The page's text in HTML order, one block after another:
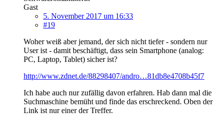
Gast
5. November 2017 um 16:33
#19
Woher weiß aber jemand, der sich nicht tiefer - sondern nur
User ist - damit beschäftigt, dass sein Smartphone (analog:
PC, Laptop, Tablet) sicher ist?
http://www.zdnet.de/88298407/andro…81db8e4708b45f7
Ich habe auch nur zufällig davon erfahren. Hab dann mal die
Suchmaschine bemüht und finde das erschreckend. Oben der
Link ist nur einer der Treffer.